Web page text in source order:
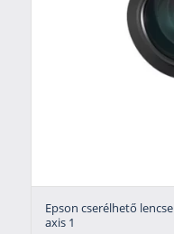
Epson cserélhető lencse
axis 1